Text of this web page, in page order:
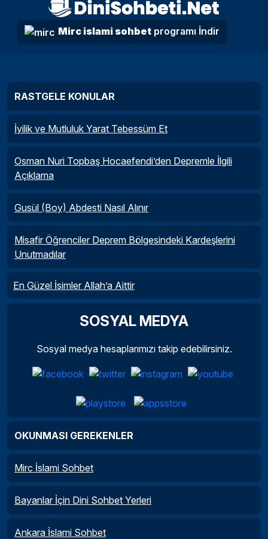
Mirc islami sohbet programı İndir
RASTGELE KONULAR
İyilik ve Mutluluk Yarat Tebessüm Et
Osman Nuri Topbaş Hocaefendi’den Depremle İlgili
Açıklama
Gusül (Boy) Abdesti Nasıl Alınır
Misafir Öğrenciler Deprem Bölgesindeki Kardeşlerini
Unutmadılar
En Güzel İsimler Allah’a Aittir
SOSYAL MEDYA
Sosyal medya hesaplarımızı takip edebilirsiniz.
OKUNMASI GEREKENLER
Mirc İslami Sohbet
Bayanlar İçin Dini Sohbet Yerleri
Ankara İslami Sohbet